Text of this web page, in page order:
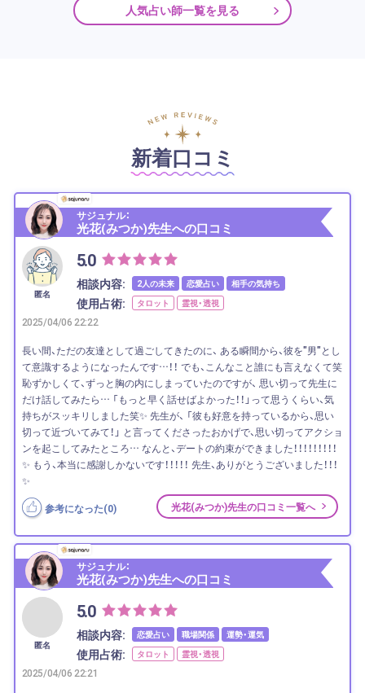
人気占い師一覧を見る
新着口コミ
サジュナル：
光花(みつか)先生への口コミ
匿名
5.0
相談内容: 2人の未来 恋愛占い 相手の気持ち
使用占術: タロット 霊視・透視
2025/04/06 22:22
長い間、ただの友達として過ごしてきたのに、 ある瞬間から、彼を"男"とし
て意識するようになったんです…！！ でも、こんなこと誰にも言えなくて笑
恥ずかしくて、ずっと胸の内にしまっていたのですが、 思い切って先生に
だけ話してみたら… 「もっと早く話せばよかった！！」って思うくらい、気
持ちがスッキリしました笑✨ 先生が、 「彼も好意を持っているから、思い
切って近づいてみて！」 と言ってくださったおかげで、思い切ってアクショ
ンを起こしてみたところ… なんと、デートの約束ができました！！！！！！！！！
✨ もう、本当に感謝しかないです！！！！！ 先生、ありがとうございました！！！
✨
参考になった(0) 光花(みつか)先生の口コミ一覧へ
サジュナル：
光花(みつか)先生への口コミ
匿名
5.0
相談内容: 恋愛占い 職場関係 運勢・運気
使用占術: タロット 霊視・透視
2025/04/06 22:21